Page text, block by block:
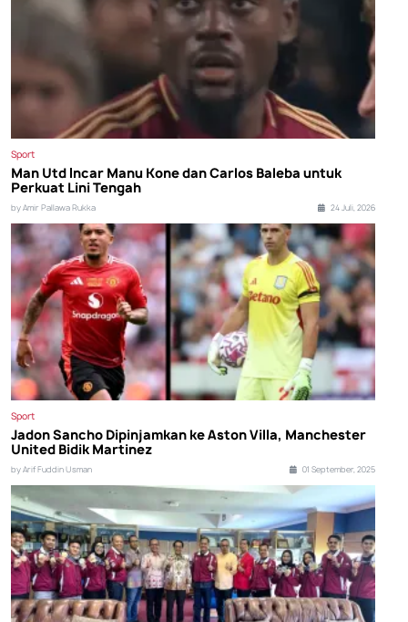
Sport
Man Utd Incar Manu Kone dan Carlos Baleba untuk
Perkuat Lini Tengah
by Amir Pallawa Rukka 24 Juli, 2026
Sport
Jadon Sancho Dipinjamkan ke Aston Villa, Manchester
United Bidik Martinez
by Arif Fuddin Usman 01 September, 2025